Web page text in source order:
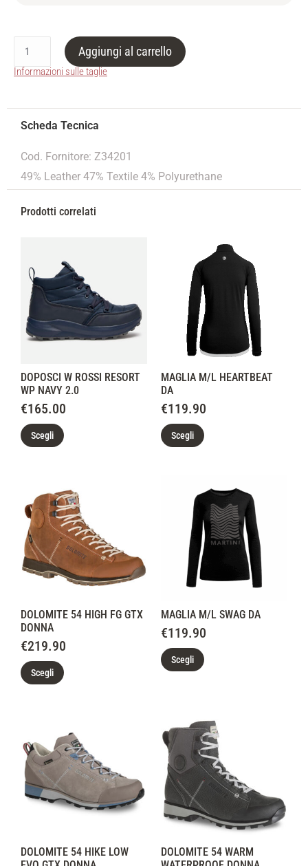
Aggiungi al carrello
Informazioni sulle taglie
Cod. Fornitore: Z34201
49% Leather 47% Textile 4% Polyurethane
Prodotti correlati
DOPOSCI W ROSSI RESORT
WP NAVY 2.0
€165.00
Scegli
MAGLIA M/L HEARTBEAT
DA
€119.90
Scegli
DOLOMITE 54 HIGH FG GTX
DONNA
€219.90
Scegli
MAGLIA M/L SWAG DA
€119.90
Scegli
DOLOMITE 54 HIKE LOW
DOLOMITE 54 WARM